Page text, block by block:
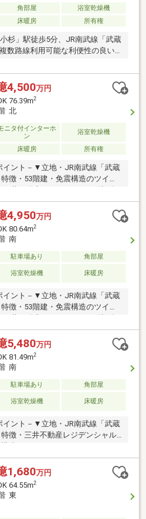
します ━━━━━・・・物件の詳
にお問い合わせください。
角部屋
浴室乾燥機
床暖房 所有権
杉」駅徒歩5分、JR南武線「武蔵
数路線利用可能な利便性の良い
シアターラウンジ・スタディル
ご利用いただけます。■27階部分
面に遮るものがなく、開放的な眺
ーゼットやウォークインクロー
ンクルームなど収納スペースも充
積が少なく、無駄のない設計■ペ
り）
4,500万円
76.39m2
北
ニタ付インターホ
ン
浴室乾燥機
床暖房 所有権
イント－▼立地・JR南武線「武蔵
徴・53階建・免震構造のツイン
三井不動産レジデンシャル(株)他
帖・お部屋からは東京タワーや
天候等による)・WICやSIC、パン
サイズ、ミストサウナ機能付浴
し可能(残金精算後)▼周辺環境・
徒歩2分(約120m)・ららテラス武
ご希望の住まい探しをお手
・・物件の詳細・ご相談はお
ださい。
4,950万円
80.64m2
南
駐車場あり
角部屋
浴室乾燥機 床暖房
イント－▼立地・JR南武線「武蔵
徴・53階建・免震構造のツイン
三井不動産レジデンシャル(株)他
店設計・施工・LDKは約21.7帖・
面式キッチン・WIC2ヶ所・SIC・
豊富・ゆとりある1620タイプの浴
有(無償)・玄関扉には電子錠を備
多い際もスムーズな開錠が可能で
ミ出し可能なゴミステーション■
をお手伝いします ━━━━・・・
はお気軽にお問い合わせくださ
5,480万円
81.49m2
南
駐車場あり
角部屋
浴室乾燥機 床暖房
イント－▼立地・JR南武線「武蔵
徴・三井不動産レジデンシャル
造のツインタワーレジデンス・
居室空間を広く設計・ペット飼育
洗機、ディスポーザー、浄水
ズ、ミストサウナ付浴室乾燥機※
ーム面積0.85平米(使用料無償)
除くLD部分の帖数表記は約13.6
1,680万円
64.55m2
東